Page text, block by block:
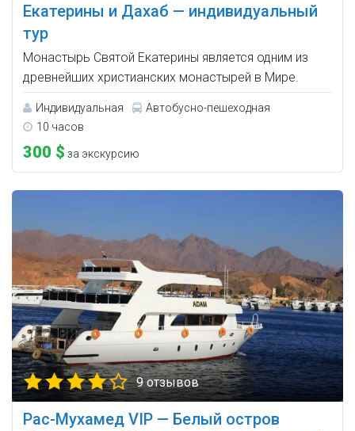
Екатерины и Дахаб — индивидуальный
тур
Монастырь Святой Екатерины является одним из
древнейших христианских монастырей в Мире.
Индивидуальная
Автобусно-пешеходная
10 часов
300 $ за экскурсию
9 отзывов
Рас-Мухамед VIP — Белый остров